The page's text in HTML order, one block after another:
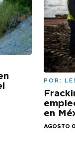
POR:
en
AGOSTO